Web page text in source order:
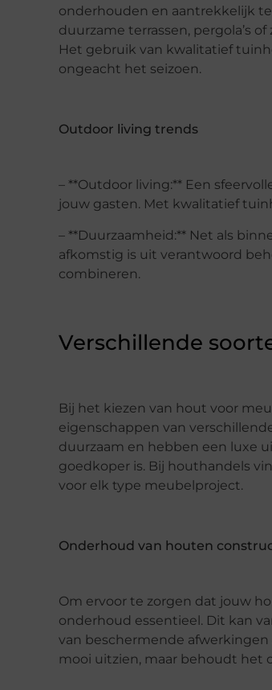
onderhouden en aantrekkelijk
duurzame terrassen, pergola’s
Het gebruik van kwalitatief
ongeacht het seizoen.
Outdoor living trends
– **Outdoor living:** Een
jouw gasten. Met kwalitatief
– **Duurzaamheid:** Net als
afkomstig is uit verantwoord
combineren.
Verschillende
Bij het kiezen van hout voor
eigenschappen van
duurzaam en hebben een luxe
goedkoper is. Bij houthandels
voor elk type meubelproject.
Onderhoud van houten
Om ervoor te zorgen dat jouw
onderhoud essentieel. Dit kan
van beschermende
mooi uitzien, maar behoudt het